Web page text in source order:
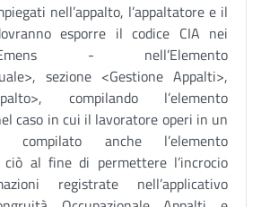
nell’appalto, l’appaltatore e il
esporre il codice CIA nei
- nell’Elemento
sezione <Gestione Appalti>,
compilando l’elemento
caso in cui il lavoratore operi in un
compilato anche l’elemento
ciò al fine di permettere l’incrocio
registrate nell’applicativo